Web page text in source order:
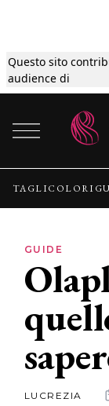
Questo sito
audience di
Tagli
Colori
Guide
Lifestyle
News
News
TAGLICOLORI
GUIDE
LUCREZIA